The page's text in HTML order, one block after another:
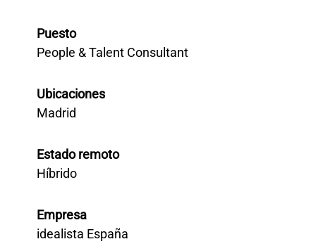
Puesto
People & Talent Consultant
Ubicaciones
Madrid
Estado remoto
Híbrido
Empresa
idealista España